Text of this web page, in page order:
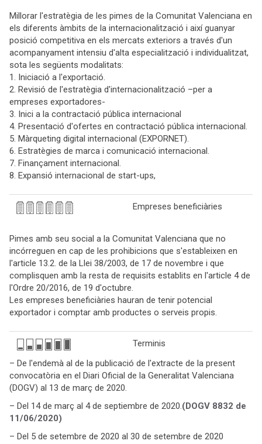
Millorar l'estratègia de les pimes de la Comunitat Valenciana en
els diferents àmbits de la internacionalització i així guanyar
posició competitiva en els mercats exteriors a través d'un
acompanyament intensiu d'alta especialització i individualitzat,
sota les següents modalitats:
1. Iniciació a l'exportació.
2. Revisió de l'estratègia d'internacionalització –per a
empreses exportadores-
3. Inici a la contractació pública internacional
4. Presentació d'ofertes en contractació pública internacional.
5. Màrqueting digital internacional (EXPORNET).
6. Estratègies de marca i comunicació internacional.
7. Finançament internacional.
8. Expansió internacional de start-ups,
Empreses beneficiàries
Pimes amb seu social a la Comunitat Valenciana que no
incórreguen en cap de les prohibicions que s'estableixen en
l'article 13.2. de la Llei 38/2003, de 17 de novembre i que
complisquen amb la resta de requisits establits en l'article 4 de
l'Ordre 20/2016, de 19 d'octubre.
Les empreses beneficiàries hauran de tenir potencial
exportador i comptar amb productes o serveis propis.
Terminis
– De l'endemà al de la publicació de l'extracte de la present
convocatòria en el Diari Oficial de la Generalitat Valenciana
(DOGV) al 13 de març de 2020.
– Del 14 de març al 4 de septiembre de 2020.(DOGV 8832 de
11/06/2020)
– Del 5 de setembre de 2020 al 30 de setembre de 2020